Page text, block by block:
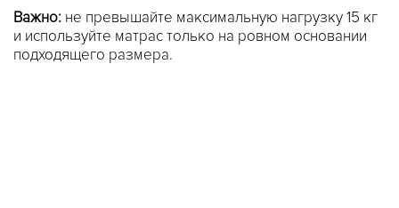
Важно: не превышайте максимальную нагрузку 15 кг
и используйте матрас только на ровном основании
подходящего размера.